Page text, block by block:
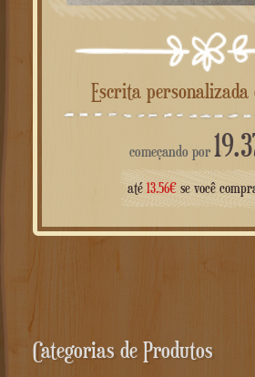
Escrita
começando por
até 13.56€ se você
Categorias de Produtos